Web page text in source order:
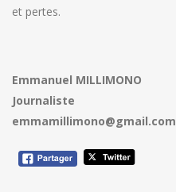
et pertes.
Emmanuel MILLIMONO
Journaliste
emmamillimono@gmail.com